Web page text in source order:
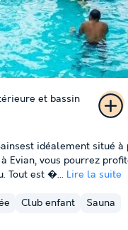
et bassin
idéalement situé
Evian, vous pourrez
Tout est �... Lire la suite
Club enfant Sauna